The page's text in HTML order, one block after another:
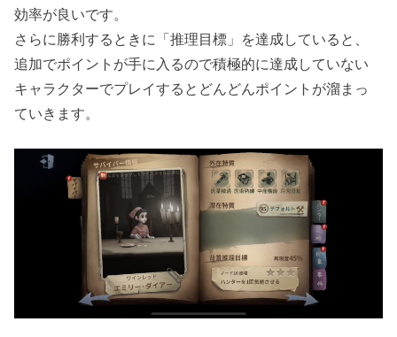
効率が良いです。
さらに勝利するときに「推理目標」を達成していると、
追加でポイントが手に入るので積極的に達成していない
キャラクターでプレイするとどんどんポイントが溜まっ
ていきます。